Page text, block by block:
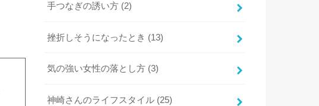
手つなぎの誘い方 (2)
挫折しそうになったとき (13)
気の強い女性の落とし方 (3)
神崎さんのライフスタイル (25)